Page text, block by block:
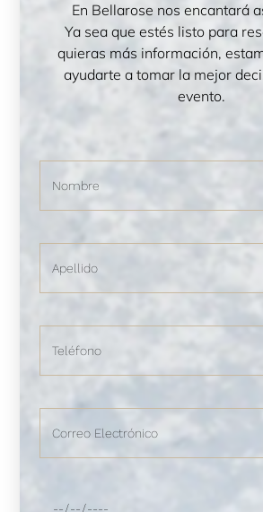
En Bellarose nos encantará
Ya sea que estés listo para
quieras más información,
ayudarte a tomar la mejor
evento.